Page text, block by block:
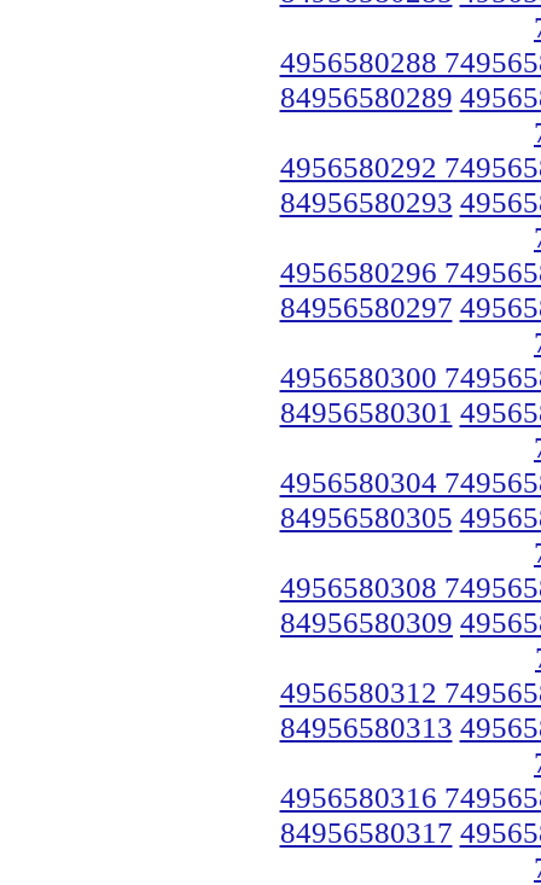
4956580288
84956580289
4956580292
84956580293
4956580296
84956580297
4956580300
84956580301
4956580304
84956580305
4956580308
84956580309
4956580312
84956580313
4956580316
84956580317